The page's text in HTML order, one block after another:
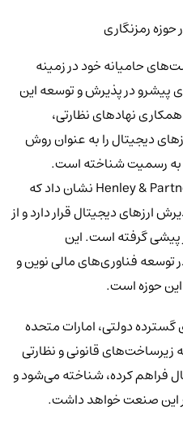
رمزنگاری
حامیانه خود در زمینه
پیشرو در پذیرش و توسعه این
نهادهای نظارتی،
دیجیتال را به عنوان روش
به رسمیت شناخته است.
همچنین یک مطالعه از شرکت Henley & Partners نشان داد که
ارزهای دیجیتال قرار دارد و از
پیشی گرفته است. این
فناوری‌های مالی نوین و
حوزه است.
دولتی، امارات متحده
قانونی و نظارتی
فراهم کرده، شناخته می‌شود و
این صنعت خواهد داشت.